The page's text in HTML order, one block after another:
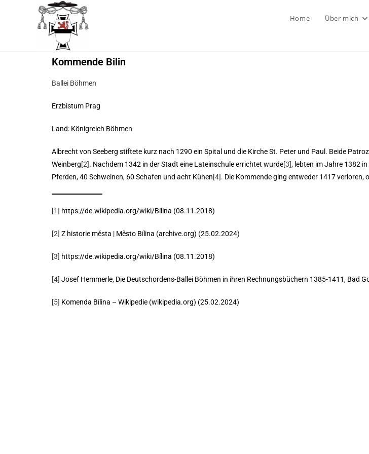
Home Über mich
Kommende Bilin
Ballei Böhmen
Erzbistum Prag
Land: Königreich Böhmen
Albrecht von Seeberg stiftete kurz nach 1290 ein Spital und die Kirche St. Peter und Paul. Beide
Weinberg[2]. Nachdem 1342 in der Stadt eine Lateinschule errichtet wurde[3], lebten im Jahre 1382
Pferden, 40 Schweinen, 60 Schafen und acht Kühen[4]. Die Kommende ging entweder 1417 verloren,
[1] https://de.wikipedia.org/wiki/Bílina (08.11.2018)
[2] Z historie města | Město Bílina (archive.org) (25.02.2024)
[3] https://de.wikipedia.org/wiki/Bílina (08.11.2018)
[4] Josef Hemmerle, Die Deutschordens-Ballei Böhmen in ihren Rechnungsbüchern 1385-1411, Bad
[5] Komenda Bílina – Wikipedie (wikipedia.org) (25.02.2024)